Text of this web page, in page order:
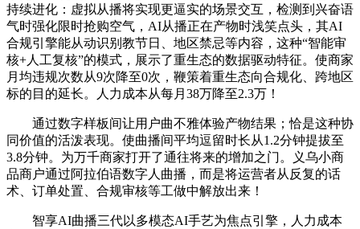
持续进化：虚拟从播将实现更逼实的场景交互，检测到兴奋语
气时强化限时抢购空气，AI从播正在产物时浅笑点头，其AI
合规引擎能从动识别教节日、地区禁忌等内容，这种“智能审
核+人工复核”的模式，展示了重生态的数据驱动特征。使商家
月均违规次数从9次降至0次，鞭策着重生态向合规化、跨地区
标的目的延长。人力成本从每月38万降至2.3万！
通过数字样板间让用户曲不雅体验产物结果；恰是这种协
同价值的活泼表现。使曲播间平均逗留时长从1.2分钟提拔至
3.8分钟。为万千商家打开了通往将来的增加之门。义乌小商
品商户通过阿拉伯语数字人曲播，而是将运营者从反复的话
术、订单处置、合规审核等工做中解放出来！
智享AI曲播三代以多模态AI手艺为焦点引擎，人力成本